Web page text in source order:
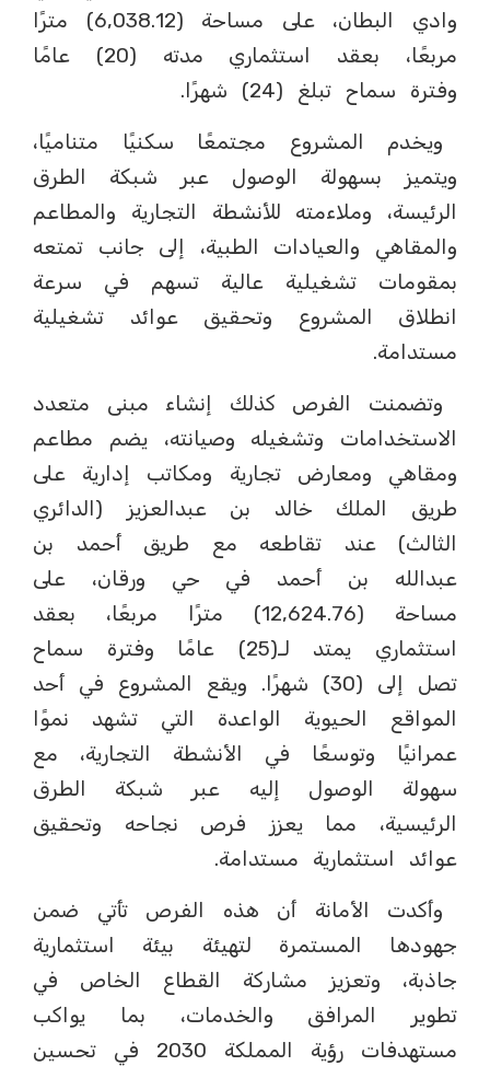
وادي البطان، على مساحة (6,038.12) مترًا
مربعًا، بعقد استثماري مدته (20) عامًا
وفترة سماح تبلغ (24) شهرًا.
ويخدم المشروع مجتمعًا سكنيًا متناميًا،
ويتميز بسهولة الوصول عبر شبكة الطرق
الرئيسة، وملاءمته للأنشطة التجارية والمطاعم
والمقاهي والعيادات الطبية، إلى جانب تمتعه
بمقومات تشغيلية عالية تسهم في سرعة
انطلاق المشروع وتحقيق عوائد تشغيلية
مستدامة.
وتضمنت الفرص كذلك إنشاء مبنى متعدد
الاستخدامات وتشغيله وصيانته، يضم مطاعم
ومقاهي ومعارض تجارية ومكاتب إدارية على
طريق الملك خالد بن عبدالعزيز (الدائري
الثالث) عند تقاطعه مع طريق أحمد بن
عبدالله بن أحمد في حي ورقان، على
مساحة (12,624.76) مترًا مربعًا، بعقد
استثماري يمتد لـ(25) عامًا وفترة سماح
تصل إلى (30) شهرًا. ويقع المشروع في أحد
المواقع الحيوية الواعدة التي تشهد نموًا
عمرانيًا وتوسعًا في الأنشطة التجارية، مع
سهولة الوصول إليه عبر شبكة الطرق
الرئيسية، مما يعزز فرص نجاحه وتحقيق
عوائد استثمارية مستدامة.
وأكدت الأمانة أن هذه الفرص تأتي ضمن
جهودها المستمرة لتهيئة بيئة استثمارية
جاذبة، وتعزيز مشاركة القطاع الخاص في
تطوير المرافق والخدمات، بما يواكب
مستهدفات رؤية المملكة 2030 في تحسين